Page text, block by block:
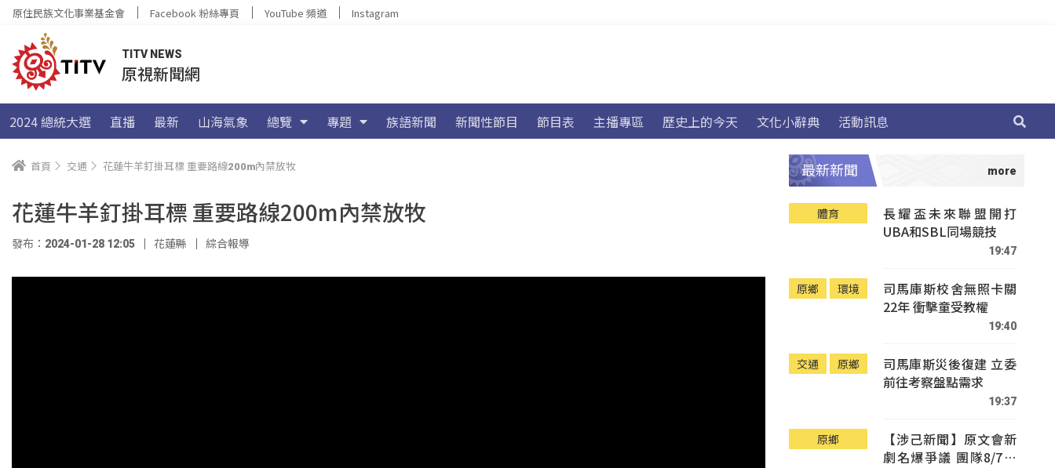
原住民族文化事業基金會 Facebook 粉絲專頁 YouTube 頻道 Instagram
TITV NEWS
原視新聞網
2024 總統大選 直播 最新 山海氣象 總覽 專題 族語新聞 新聞性節目 節目表 主播專區 歷史上的今天 文化小辭典 活動訊息
首頁 交通 花蓮牛羊釘掛耳標 重要路線200m內禁放牧
花蓮牛羊釘掛耳標 重要路線200m內禁放牧
發布：2024-01-28 12:05 花蓮縣 綜合報導
最新新聞
體育
長耀盃未來聯盟開打
UBA和SBL同場競技
19:47
原鄉 環境
司馬庫斯校舍無照卡關
22年 衝擊童受教權
19:40
交通 原鄉
司馬庫斯災後復建 立委
前往考察盤點需求
19:37
原鄉
【涉己新聞】原文會新
劇名爆爭議 團隊8/7赴